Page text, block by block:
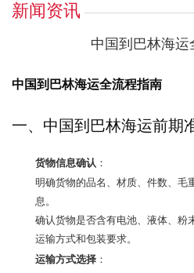
新闻资讯
中国到巴林海运
中国到巴林海运全流程指南
一、中国到巴林海运前期
货物信息确认 ：
明确货物的品名、材质、件数、毛
息。
确认货物是否含有电池、液体、粉
运输方式和包装要求。
运输方式选择 ：